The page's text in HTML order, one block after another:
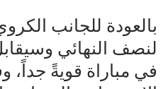
بالعودة للجانب
لنصف النهائي
في مباراة قويةً جداً،